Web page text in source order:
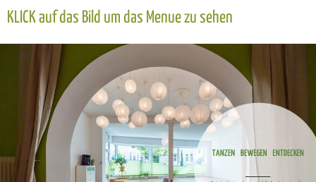
KLICK auf das Bild um das Menue zu sehen